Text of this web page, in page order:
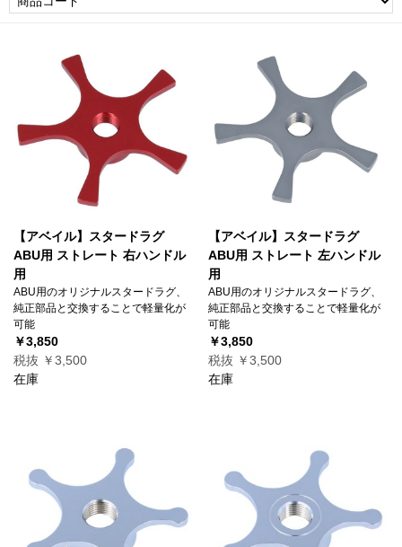
【アベイル】スタードラグ
ABU用 ストレート 右ハンドル
用
ABU用のオリジナルスタードラグ、
純正部品と交換することで軽量化が
可能
￥3,850
税抜 ￥3,500
在庫
【アベイル】スタードラグ
ABU用 ストレート 左ハンドル
用
ABU用のオリジナルスタードラグ、
純正部品と交換することで軽量化が
可能
￥3,850
税抜 ￥3,500
在庫